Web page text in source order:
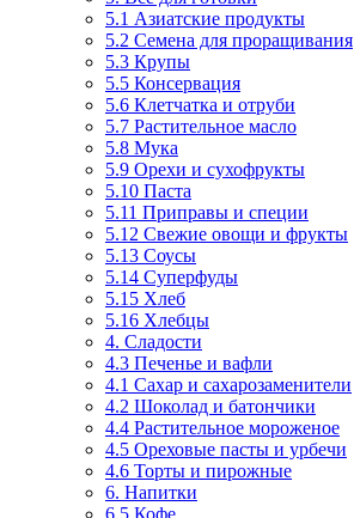
5.1 Азиатские продукты
5.2 Семена для проращивания
5.3 Крупы
5.5 Консервация
5.6 Клетчатка и отруби
5.7 Растительное масло
5.8 Мука
5.9 Орехи и сухофрукты
5.10 Паста
5.11 Приправы и специи
5.12 Свежие овощи и фрукты
5.13 Соусы
5.14 Суперфуды
5.15 Хлеб
5.16 Хлебцы
4. Сладости
4.3 Печенье и вафли
4.1 Сахар и сахарозаменители
4.2 Шоколад и батончики
4.4 Растительное мороженое
4.5 Ореховые пасты и урбечи
4.6 Торты и пирожные
6. Напитки
6.5 Кофе